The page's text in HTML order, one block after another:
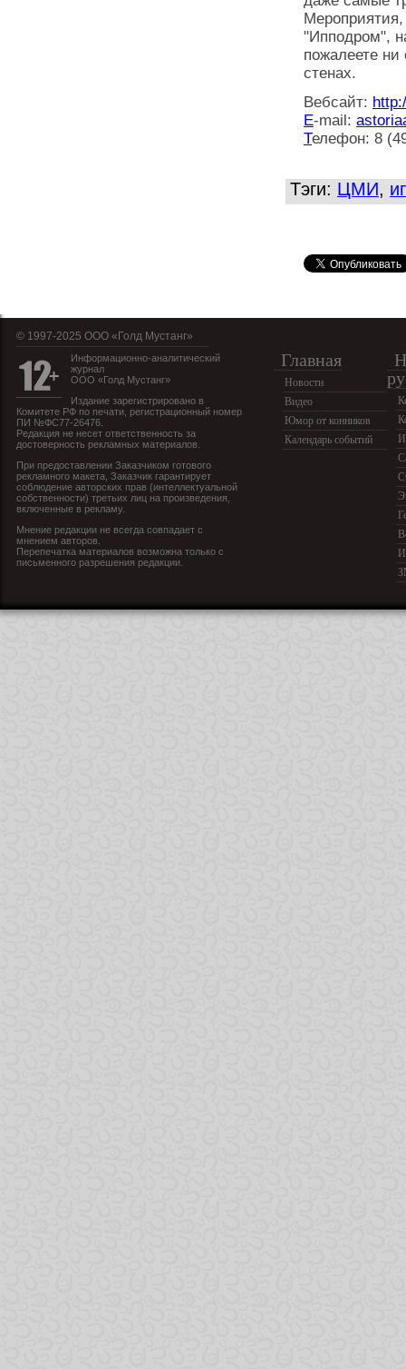
"Ипподром",
пожалеете ни
стенах.
Вебсайт:
E-mail:
Телефон: 8
Тэги: ЦМИ,
© 1997-2025 OOO «Голд Мустанг»
Информационно-аналитический
журнал
ООО «Голд Мустанг»
Издание зарегистрировано в
Комитете РФ по печати, регистрационный номер
ПИ №ФС77-26476.
Редакция не несет ответственность за
достоверность рекламных материалов.
При предоставлении Заказчиком готового
рекламного макета, Заказчик гарантирует
соблюдение авторских прав (интеллектуальной
собственности) третьих лиц на произведения,
включенные в рекламу.
Мнение редакции не всегда совпадает с
мнением авторов.
Перепечатка материалов возможна только с
письменного разрешения редакции.
Главная
Новости
Видео
Юмор от конников
Календарь событий